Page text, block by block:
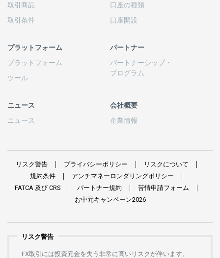
取引商品
取引条件
口座の種類
口座開設
プラットフォーム
プラットフォーム
ツール
パートナー
パートナーシップ・
プログラム
ニュース
ニュース
会社概要
企業情報
リスク警告 プライバシーポリシー
リスクについて
規約条件
アンチマネーロンダリングポリシー
FATCA 及び CRS パートナー規約 苦情申請フォーム
お中元キャンペーン2026
リスク警告
FX取引には投資元金を失う 非常に高い リスクが伴います。